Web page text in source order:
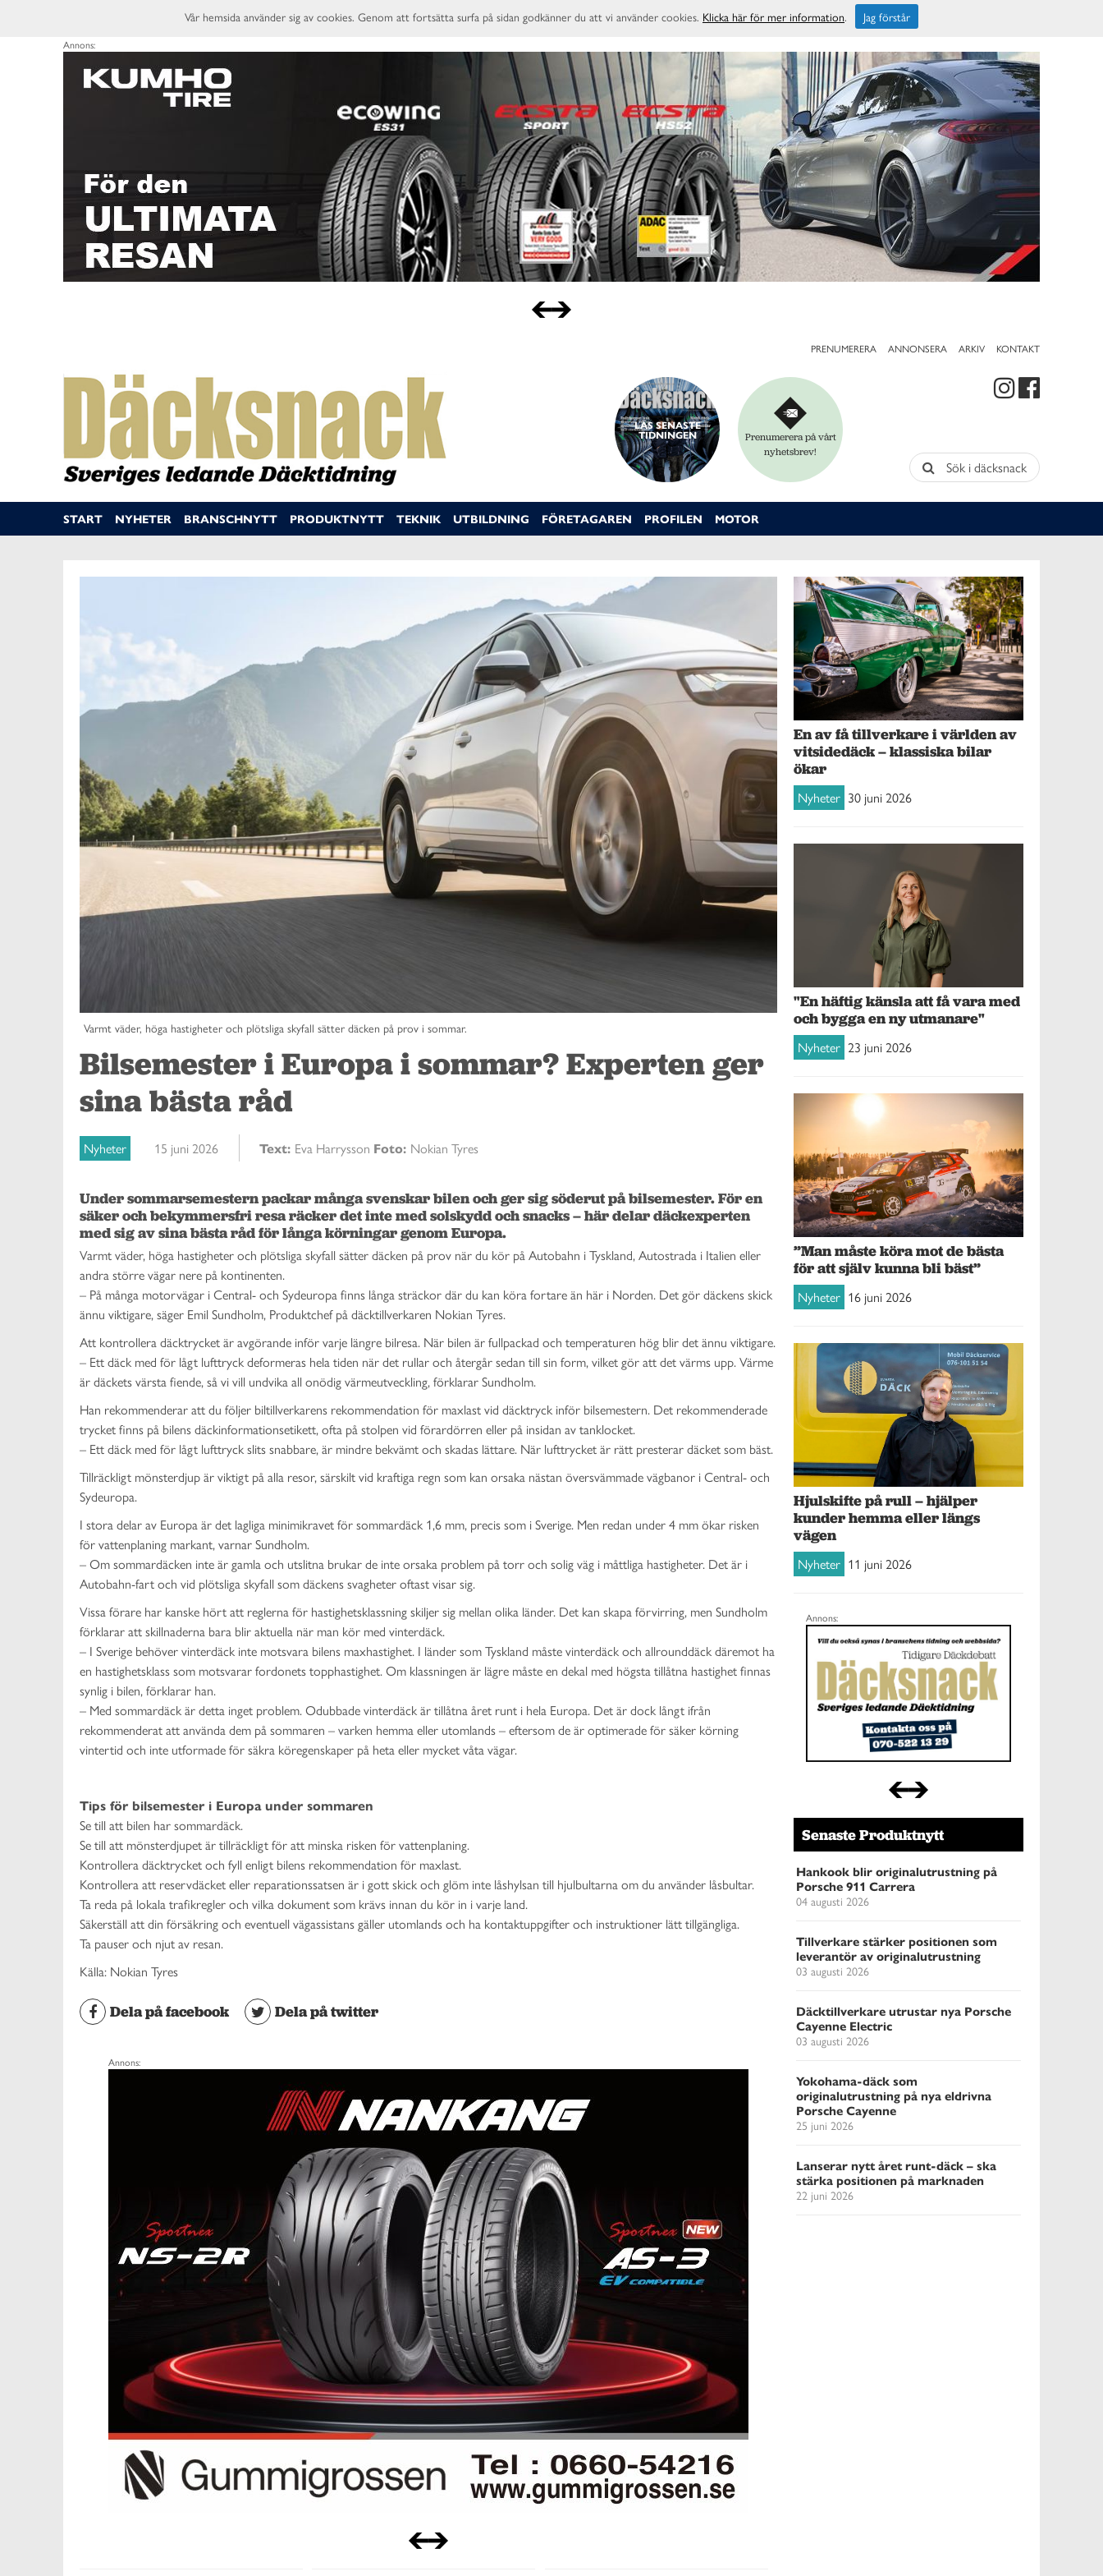
Annons:
PRENUMERERA ANNONSERA ARKIV KONTAKT
LÄS SENASTE
TIDNINGEN
Prenumerera på vårt
nyhetsbrev!
Sök i däcksnack
START NYHETER BRANSCHNYTT PRODUKTNYTT TEKNIK UTBILDNING FÖRETAGAREN PROFILEN MOTOR
Varmt väder, höga hastigheter och plötsliga skyfall sätter däcken på prov i sommar.
Bilsemester i Europa i sommar? Experten ger
sina bästa råd
Nyheter 15 juni 2026 Text: Eva Harrysson Foto: Nokian Tyres
Under sommarsemestern packar många svenskar bilen och ger sig söderut på bilsemester. För en
säker och bekymmersfri resa räcker det inte med solskydd och snacks – här delar däckexperten
med sig av sina bästa råd för långa körningar genom Europa.
Varmt väder, höga hastigheter och plötsliga skyfall sätter däcken på prov när du kör på Autobahn i Tyskland, Autostrada i Italien eller
andra större vägar nere på kontinenten.
– På många motorvägar i Central- och Sydeuropa finns långa sträckor där du kan köra fortare än här i Norden. Det gör däckens skick
ännu viktigare, säger Emil Sundholm, Produktchef på däcktillverkaren Nokian Tyres.
Att kontrollera däcktrycket är avgörande inför varje längre bilresa. När bilen är fullpackad och temperaturen hög blir det ännu viktigare.
– Ett däck med för lågt lufttryck deformeras hela tiden när det rullar och återgår sedan till sin form, vilket gör att det värms upp. Värme
är däckets värsta fiende, så vi vill undvika all onödig värmeutveckling, förklarar Sundholm.
Han rekommenderar att du följer biltillverkarens rekommendation för maxlast vid däcktryck inför bilsemestern. Det rekommenderade
trycket finns på bilens däckinformationsetikett, ofta på stolpen vid förardörren eller på insidan av tanklocket.
– Ett däck med för lågt lufttryck slits snabbare, är mindre bekvämt och skadas lättare. När lufttrycket är rätt presterar däcket som bäst.
Tillräckligt mönsterdjup är viktigt på alla resor, särskilt vid kraftiga regn som kan orsaka nästan översvämmade vägbanor i Central- och
Sydeuropa.
I stora delar av Europa är det lagliga minimikravet för sommardäck 1,6 mm, precis som i Sverige. Men redan under 4 mm ökar risken
för vattenplaning markant, varnar Sundholm.
– Om sommardäcken inte är gamla och utslitna brukar de inte orsaka problem på torr och solig väg i måttliga hastigheter. Det är i
Autobahn-fart och vid plötsliga skyfall som däckens svagheter oftast visar sig.
Vissa förare har kanske hört att reglerna för hastighetsklassning skiljer sig mellan olika länder. Det kan skapa förvirring, men Sundholm
förklarar att skillnaderna bara blir aktuella när man kör med vinterdäck.
– I Sverige behöver vinterdäck inte motsvara bilens maxhastighet. I länder som Tyskland måste vinterdäck och allrounddäck däremot ha
en hastighetsklass som motsvarar fordonets topphastighet. Om klassningen är lägre måste en dekal med högsta tillåtna hastighet finnas
synlig i bilen, förklarar han.
– Med sommardäck är detta inget problem. Odubbade vinterdäck är tillåtna året runt i hela Europa. Det är dock långt ifrån
rekommenderat att använda dem på sommaren – varken hemma eller utomlands – eftersom de är optimerade för säker körning
vintertid och inte utformade för säkra köregenskaper på heta eller mycket våta vägar.
Tips för bilsemester i Europa under sommaren
Se till att bilen har sommardäck.
Se till att mönsterdjupet är tillräckligt för att minska risken för vattenplaning.
Kontrollera däcktrycket och fyll enligt bilens rekommendation för maxlast.
Kontrollera att reservdäcket eller reparationssatsen är i gott skick och glöm inte låshylsan till hjulbultarna om du använder låsbultar.
Ta reda på lokala trafikregler och vilka dokument som krävs innan du kör in i varje land.
Säkerställ att din försäkring och eventuell vägassistans gäller utomlands och ha kontaktuppgifter och instruktioner lätt tillgängliga.
Ta pauser och njut av resan.
Källa: Nokian Tyres
Dela på facebook Dela på twitter
Annons:
En av få tillverkare i världen av
vitsidedäck – klassiska bilar
ökar
Nyheter 30 juni 2026
"En häftig känsla att få vara med
och bygga en ny utmanare"
Nyheter 23 juni 2026
”Man måste köra mot de bästa
för att själv kunna bli bäst”
Nyheter 16 juni 2026
Hjulskifte på rull – hjälper
kunder hemma eller längs
vägen
Nyheter 11 juni 2026
Annons:
Senaste Produktnytt
Hankook blir originalutrustning på
Porsche 911 Carrera
04 augusti 2026
Tillverkare stärker positionen som
leverantör av originalutrustning
03 augusti 2026
Däcktillverkare utrustar nya Porsche
Cayenne Electric
03 augusti 2026
Yokohama-däck som
originalutrustning på nya eldrivna
Porsche Cayenne
25 juni 2026
Lanserar nytt året runt-däck – ska
stärka positionen på marknaden
22 juni 2026
Vår hemsida använder sig av cookies. Genom att fortsätta surfa på sidan godkänner du att vi använder cookies. Klicka här för mer information. Jag förstår